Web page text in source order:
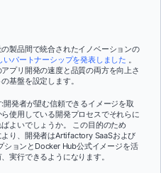
製品間で統合されたイノベーションの
いパートナーシップを発表しました 。
プリ開発の速度と品質の両方を向上さ
基盤を設定します。
発者が望む信頼できるイメージを取
使用している開発プロセスでそれらに
よいでしょうか。 この目的のため
り、開発者はArtifactory SaaSおよび
ションとDocker Hub公式イメージを活
実行できるようになります。